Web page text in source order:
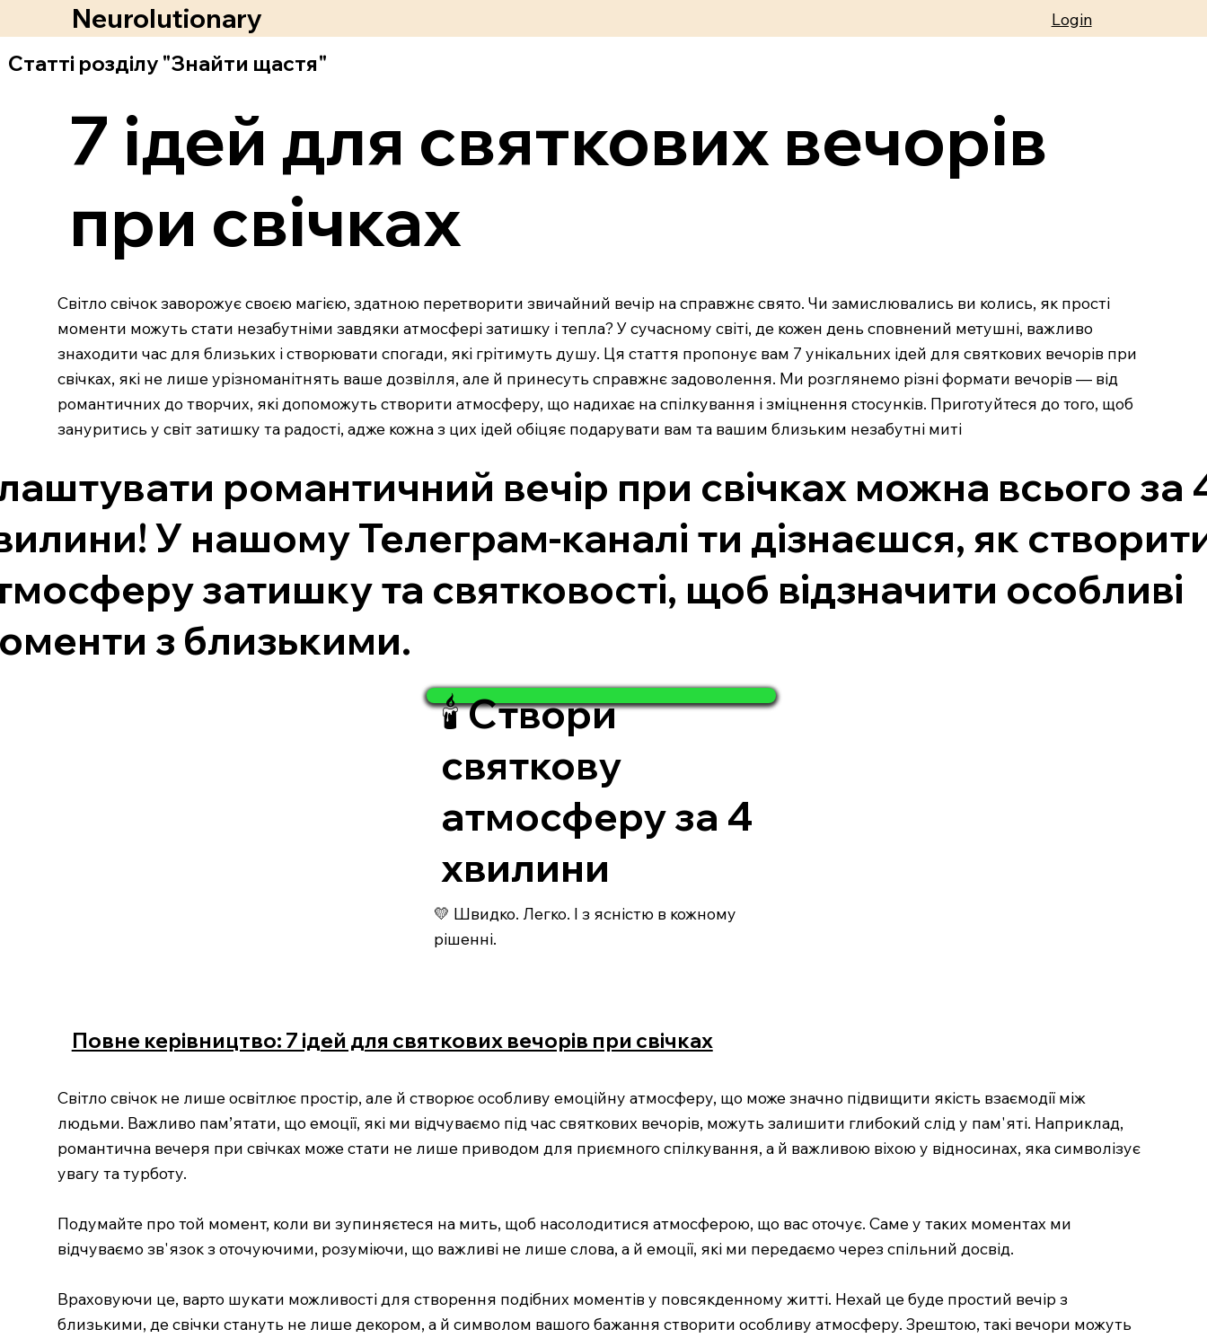
Neurolutionary Login
Статті розділу "Знайти щастя"
7 ідей для святкових вечорів
при свічках
Світло свічок заворожує своєю магією, здатною перетворити звичайний вечір на справжнє свято. Чи замислювались ви колись, як прості
моменти можуть стати незабутніми завдяки атмосфері затишку і тепла? У сучасному світі, де кожен день сповнений метушні, важливо
знаходити час для близьких і створювати спогади, які грітимуть душу. Ця стаття пропонує вам 7 унікальних ідей для святкових вечорів при
свічках, які не лише урізноманітнять ваше дозвілля, але й принесуть справжнє задоволення. Ми розглянемо різні формати вечорів — від
романтичних до творчих, які допоможуть створити атмосферу, що надихає на спілкування і зміцнення стосунків. Приготуйтеся до того, щоб
зануритись у світ затишку та радості, адже кожна з цих ідей обіцяє подарувати вам та вашим близьким незабутні миті
романтичний вечір при свічках можна всього за
У нашому Телеграм-каналі ти дізнаєшся, як
затишку та святковості, щоб відзначити особливі
з близькими.
🕯️ Створи
святкову
атмосферу за 4
хвилини
💛 Швидко. Легко. І з ясністю в кожному
рішенні.
Повне керівництво: 7 ідей для святкових вечорів при свічках
Світло свічок не лише освітлює простір, але й створює особливу емоційну атмосферу, що може значно підвищити якість взаємодії між
людьми. Важливо пам’ятати, що емоції, які ми відчуваємо під час святкових вечорів, можуть залишити глибокий слід у пам'яті. Наприклад,
романтична вечеря при свічках може стати не лише приводом для приємного спілкування, а й важливою віхою у відносинах, яка символізує
увагу та турботу.
Подумайте про той момент, коли ви зупиняєтеся на мить, щоб насолодитися атмосферою, що вас оточує. Саме у таких моментах ми
відчуваємо зв'язок з оточуючими, розуміючи, що важливі не лише слова, а й емоції, які ми передаємо через спільний досвід.
Враховуючи це, варто шукати можливості для створення подібних моментів у повсякденному житті. Нехай це буде простий вечір з
близькими, де свічки стануть не лише декором, а й символом вашого бажання створити особливу атмосферу. Зрештою, такі вечори можуть